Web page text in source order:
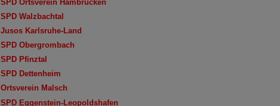
SPD Ortsverein Hambrücken
SPD Walzbachtal
Jusos Karlsruhe-Land
SPD Obergrombach
SPD Pfinztal
SPD Dettenheim
Ortsverein Malsch
SPD Eggenstein-Leopoldshafen